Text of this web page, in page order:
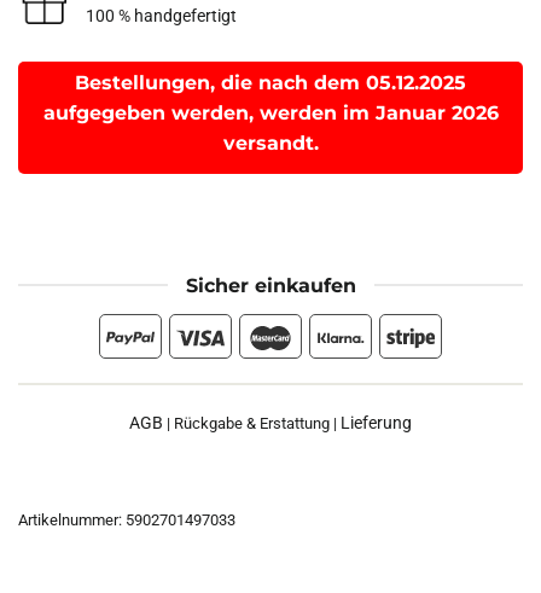
100 % handgefertigt
Bestellungen, die nach dem 05.12.2025
aufgegeben werden, werden im Januar 2026
versandt.
Sicher einkaufen
AGB | Rückgabe & Erstattung | Lieferung
Artikelnummer: 5902701497033